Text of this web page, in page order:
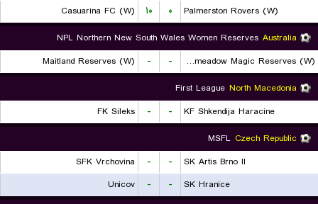
Palmerston Rovers (W)
۰ ۱۰
Casuarina FC (W)
Australia
NPL Northern New South Wales Women Reserves
Broadmeadow Magic Reserves (W)
-
-
Maitland Reserves (W)
North Macedonia
First League
KF Shkendija Haracine
-
-
FK Sileks
Czech Republic
MSFL
SK Artis Brno II
-
-
SFK Vrchovina
SK Hranice
-
-
Unicov